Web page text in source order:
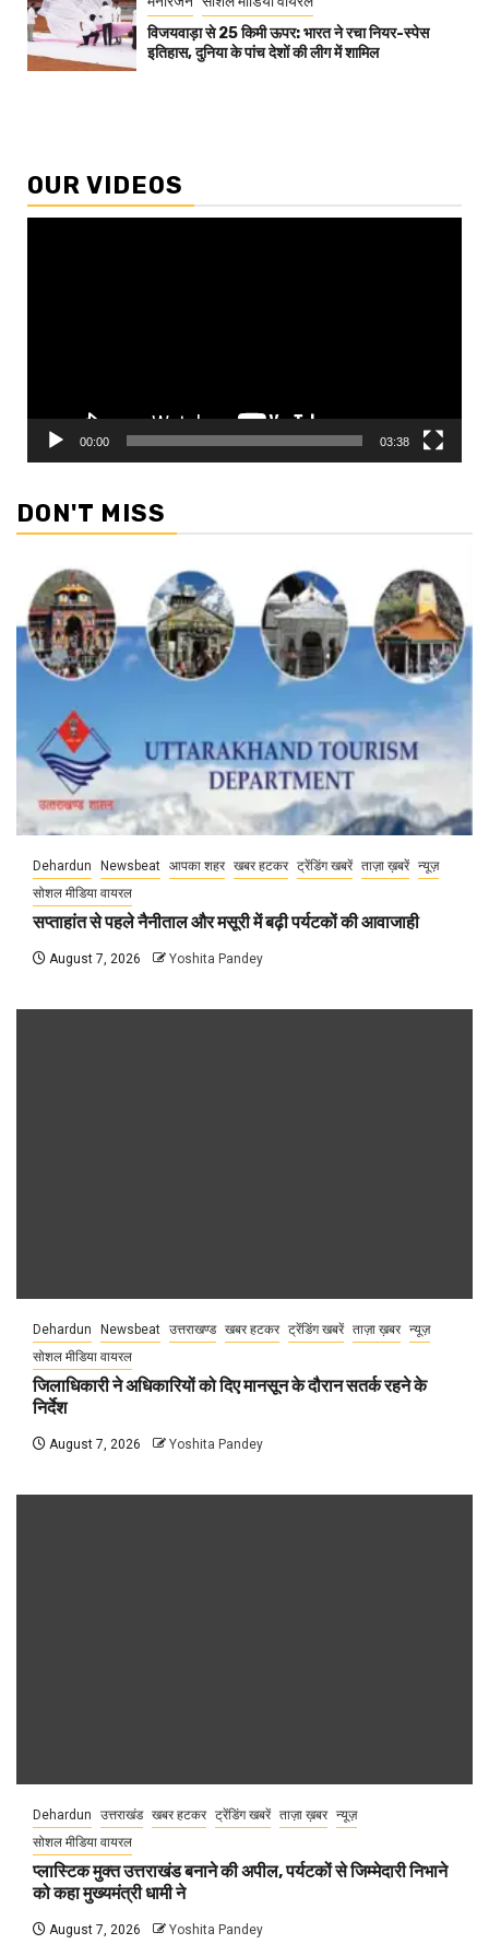
विजयवाड़ा से 25 किमी ऊपर: भारत ने रचा नियर-स्पेस
इतिहास, दुनिया के पांच देशों की लीग में शामिल
OUR VIDEOS
00:00 03:38
DON'T MISS
Dehardun Newsbeat आपका शहर खबर हटकर ट्रेंडिंग खबरें ताज़ा ख़बरें न्यूज़
सोशल मीडिया वायरल
सप्ताहांत से पहले नैनीताल और मसूरी में बढ़ी पर्यटकों की आवाजाही
August 7, 2026 Yoshita Pandey
Dehardun Newsbeat उत्तराखण्ड खबर हटकर ट्रेंडिंग खबरें ताज़ा ख़बर न्यूज़
सोशल मीडिया वायरल
जिलाधिकारी ने अधिकारियों को दिए मानसून के दौरान सतर्क रहने के
निर्देश
August 7, 2026 Yoshita Pandey
Dehardun उत्तराखंड खबर हटकर ट्रेंडिंग खबरें ताज़ा ख़बर न्यूज़
सोशल मीडिया वायरल
प्लास्टिक मुक्त उत्तराखंड बनाने की अपील, पर्यटकों से जिम्मेदारी निभाने
को कहा मुख्यमंत्री धामी ने
August 7, 2026 Yoshita Pandey